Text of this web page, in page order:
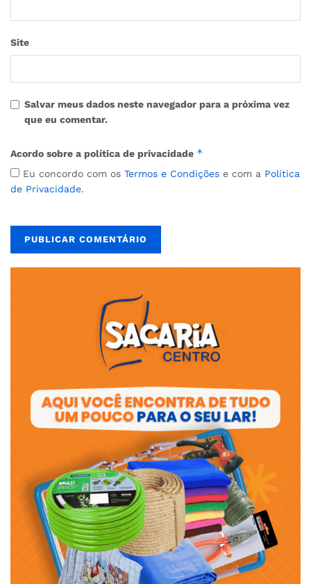
Site
Salvar meus dados neste navegador para a próxima vez
que eu comentar.
Acordo sobre a política de privacidade *
Eu concordo com os Termos e Condições e com a Política
de Privacidade.